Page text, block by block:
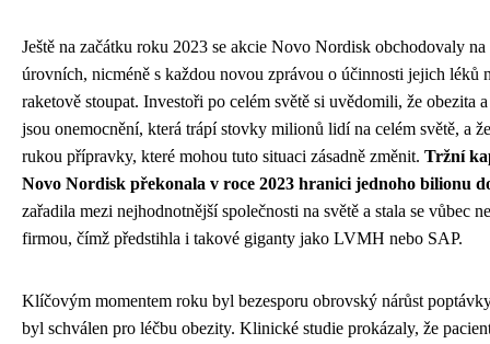
Ještě na začátku roku 2023 se akcie Novo Nordisk obchodovaly
úrovních, nicméně s každou novou zprávou o účinnosti jejich léků
raketově stoupat. Investoři po celém světě si uvědomili, že obezita
jsou onemocnění, která trápí stovky milionů lidí na celém světě, a
rukou přípravky, které mohou tuto situaci zásadně změnit. Tržní
Novo Nordisk překonala v roce 2023 hranici jednoho bilionu
zařadila mezi nejhodnotnější společnosti na světě a stala se vůbec
firmou, čímž předstihla i takové giganty jako LVMH nebo SAP.
Klíčovým momentem roku byl bezesporu obrovský nárůst
byl schválen pro léčbu obezity. Klinické studie prokázaly, že